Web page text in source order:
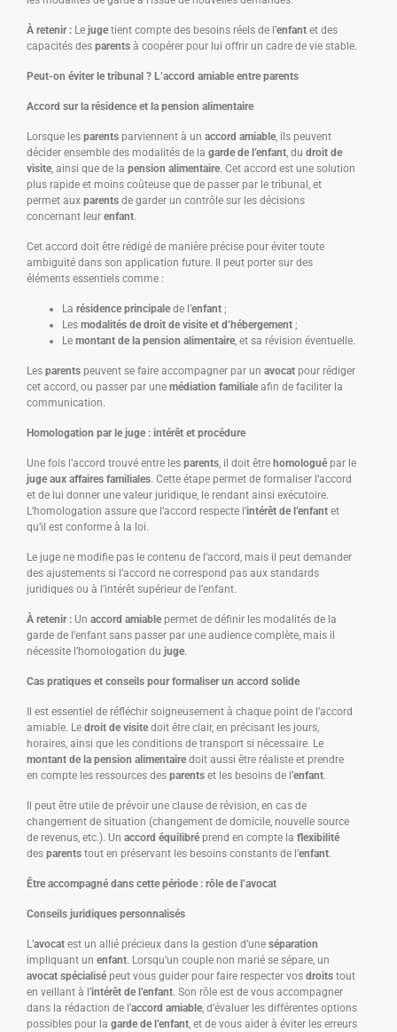
À retenir : Le juge tient compte des besoins réels de l’enfant et des
capacités des parents à coopérer pour lui offrir un cadre de vie stable.
Peut-on éviter le tribunal ? L’accord amiable entre parents
Accord sur la résidence et la pension alimentaire
Lorsque les parents parviennent à un accord amiable, ils peuvent
décider ensemble des modalités de la garde de l’enfant, du droit de
visite, ainsi que de la pension alimentaire. Cet accord est une solution
plus rapide et moins coûteuse que de passer par le tribunal, et
permet aux parents de garder un contrôle sur les décisions
concernant leur enfant.
Cet accord doit être rédigé de manière précise pour éviter toute
ambiguïté dans son application future. Il peut porter sur des
éléments essentiels comme :
La résidence principale de l’enfant ;
Les modalités de droit de visite et d’hébergement ;
Le montant de la pension alimentaire, et sa révision éventuelle.
Les parents peuvent se faire accompagner par un avocat pour rédiger
cet accord, ou passer par une médiation familiale afin de faciliter la
communication.
Homologation par le juge : intérêt et procédure
Une fois l’accord trouvé entre les parents, il doit être homologué par le
juge aux affaires familiales. Cette étape permet de formaliser l’accord
et de lui donner une valeur juridique, le rendant ainsi exécutoire.
L’homologation assure que l’accord respecte l’intérêt de l’enfant et
qu’il est conforme à la loi.
Le juge ne modifie pas le contenu de l’accord, mais il peut demander
des ajustements si l’accord ne correspond pas aux standards
juridiques ou à l’intérêt supérieur de l’enfant.
À retenir : Un accord amiable permet de définir les modalités de la
garde de l’enfant sans passer par une audience complète, mais il
nécessite l’homologation du juge.
Cas pratiques et conseils pour formaliser un accord solide
Il est essentiel de réfléchir soigneusement à chaque point de l’accord
amiable. Le droit de visite doit être clair, en précisant les jours,
horaires, ainsi que les conditions de transport si nécessaire. Le
montant de la pension alimentaire doit aussi être réaliste et prendre
en compte les ressources des parents et les besoins de l’enfant.
Il peut être utile de prévoir une clause de révision, en cas de
changement de situation (changement de domicile, nouvelle source
de revenus, etc.). Un accord équilibré prend en compte la flexibilité
des parents tout en préservant les besoins constants de l’enfant.
Être accompagné dans cette période : rôle de l’avocat
Conseils juridiques personnalisés
L’avocat est un allié précieux dans la gestion d’une séparation
impliquant un enfant. Lorsqu’un couple non marié se sépare, un
avocat spécialisé peut vous guider pour faire respecter vos droits tout
en veillant à l’intérêt de l’enfant. Son rôle est de vous accompagner
dans la rédaction de l’accord amiable, d’évaluer les différentes options
possibles pour la garde de l’enfant, et de vous aider à éviter les erreurs